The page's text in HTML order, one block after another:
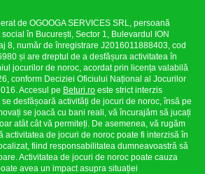
de OGOOGA SERVICES SRL, persoană
în București, Sector 1, Bulevardul ION
8, număr de înregistrare J2016011888403, cod
și are dreptul de a desfășura activitatea în
jocurilor de noroc, acordat prin licența valabilă
conform Deciziei Oficiului Național al Jocurilor
Accesul pe Beturi.ro este strict interzis
desfășoară activități de jocuri de noroc, însă pe
se joacă cu bani reali, vă încurajăm să jucați
atât cât vă permiteți. De asemenea, vă rugăm
activitatea de jocuri de noroc poate fi interzisă în
fiind responsabilitatea dumneavoastră să
Activitatea de jocuri de noroc poate cauza
avea un impact asupra situației